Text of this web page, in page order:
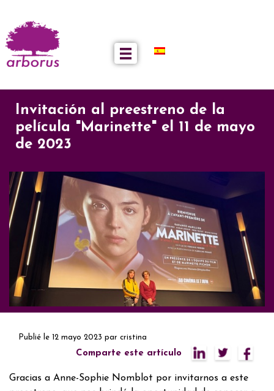
Invitación al preestreno de la
película "Marinette" el 11 de mayo
de 2023
Publié le 12 mayo 2023 par cristina
Comparte este artículo
Gracias a Anne-Sophie Nomblot por invitarnos a este